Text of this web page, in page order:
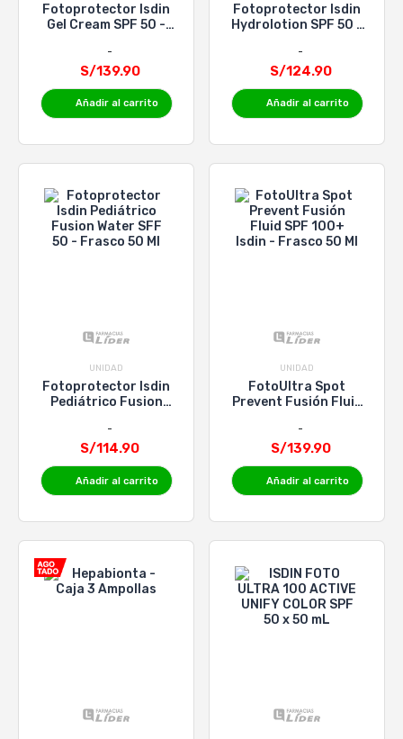
Fotoprotector Isdin
Gel Cream SPF 50 -
S/139.90
Añadir al carrito
Fotoprotector Isdin
Hydrolotion SPF 50 -
S/124.90
Añadir al carrito
UNIDAD
Fotoprotector Isdin
Pediátrico Fusion
Frasco 50 Ml
S/114.90
Añadir al carrito
UNIDAD
FotoUltra Spot
Prevent Fusión Fluid
Frasco 50 Ml
S/139.90
Añadir al carrito